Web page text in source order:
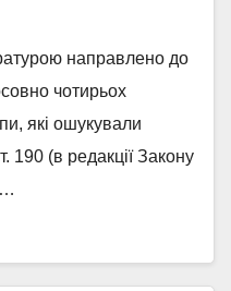
направлено до
чотирьох
які ошукували
190 (в редакції Закону